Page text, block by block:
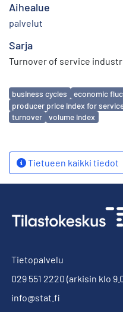
Aihealue
palvelut
Sarja
Turnover of service
Avainsanat
business cycles economic
producer price index for
turnover
volume index
Tietueen kaikki tiedot
Tietopalvelu
029 551 2220 (arkisin klo
info@stat.fi